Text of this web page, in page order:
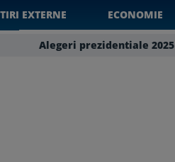
EXTERNE ECONOMIE
Alegeri prezidentiale 2025